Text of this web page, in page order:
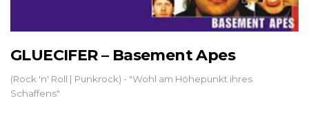
GLUECIFER – Basement Apes
(Rock 'n' Roll | Punkrock) - "Wohl am Höhepunkt ihres
Schaffens"